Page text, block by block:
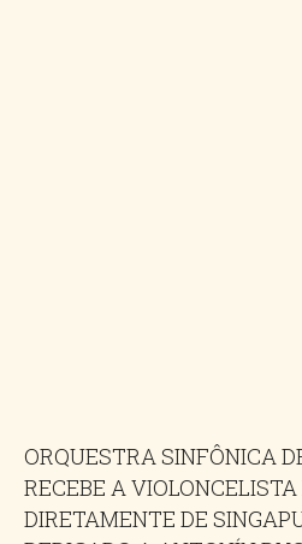
ORQUESTRA SINFÔNICA
RECEBE A
DIRETAMENTE DE